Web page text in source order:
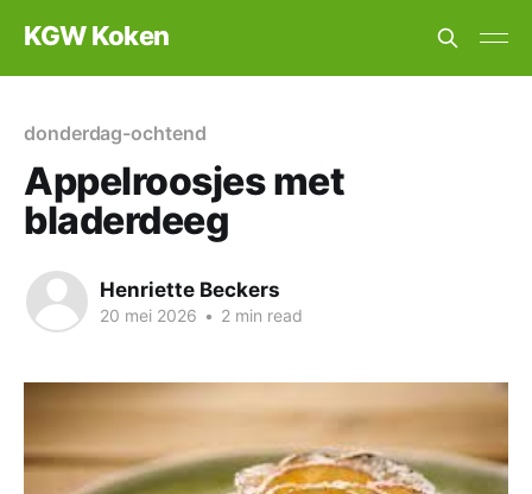
KGW Koken
donderdag-ochtend
Appelroosjes met
bladerdeeg
Henriette Beckers
20 mei 2026 • 2 min read